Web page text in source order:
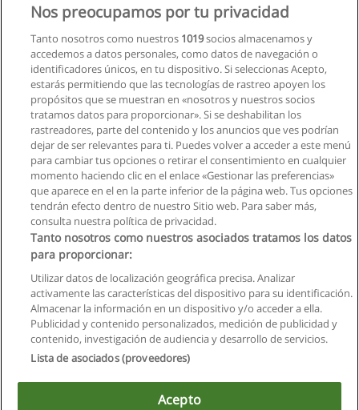
2 Siguiente
Página1de2
Privacidad de datos
Contactar con Educaedu
Copyright © Educaedu Business S.L. - CIF : B-95610580: -
Nos preocupamos por tu privacidad
Tanto nosotros como nuestros 1019socios almacenamos y
accedemos a datos personales, como datos de navegación o
identificadores únicos, en tu dispositivo. Si seleccionas Acepto,
estarás permitiendo que las tecnologías de rastreo apoyen los
propósitos que se muestran en «nosotros y nuestros socios
tratamos datos para proporcionar». Si se deshabilitan los
rastreadores, parte del contenido y los anuncios que ves podrían
dejar de ser relevantes para ti. Puedes volver a acceder a este menú
para cambiar tus opciones o retirar el consentimiento en cualquier
momento haciendo clic en el enlace «Gestionar las preferencias»
que aparece en el en la parte inferior de la página web. Tus opciones
tendrán efecto dentro de nuestro Sitio web. Para saber más,
consulta nuestra política de privacidad.
Tanto nosotros como nuestros asociados tratamos los datos
para proporcionar:
Utilizar datos de localización geográfica precisa. Analizar
activamente las características del dispositivo para su identificación.
Almacenar la información en un dispositivo y/o acceder a ella.
Publicidad y contenido personalizados, medición de publicidad y
contenido, investigación de audiencia y desarrollo de servicios.
Lista de asociados (proveedores)
Acepto